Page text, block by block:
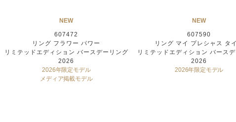
NEW
607472
リング フラワー パワー
リミテッドエディション バースデーリング
2026
2026年限定モデル
メディア掲載モデル
NEW
607590
リング マイ プレシャス タ
リミテッドエディション バース
2026
2026年限定モデル